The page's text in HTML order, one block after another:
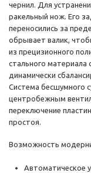
чернил. Для
ракельный нож. Его
переносились за
обрывает валик,
из прецизионного
стального материала
динамически
Система бесшумного
центробежным
переключение
простоя.
Возможность
Автоматическое